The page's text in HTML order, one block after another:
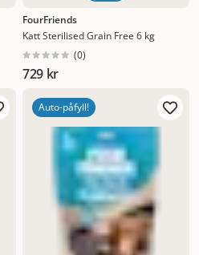
FourFriends
Katt Sterilised Grain Free 6 kg
(0)
729 kr
Auto-påfyll!